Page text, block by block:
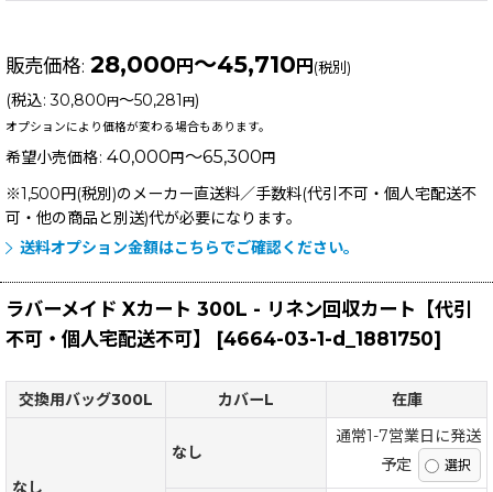
販売価格: 28,000 円 ～45,710 円 (税別)
(税込: 30,800円～50,281円)
オプションにより価格が変わる場合もあります。
希望小売価格: 40,000 円 ～65,300 円
※1,500円(税別)のメーカー直送料／手数料(代引不可・個人宅配送不
可・他の商品と別送)代が必要になります。
送料オプション金額はこちらでご確認ください。
ラバーメイド Xカート 300L - リネン回収カート【代引
不可・個人宅配送不可】
[4664-03-1-d_1881750]
交換用バッグ300L カバーL 在庫
なし
なし
通常1-7営業日に発送
予定